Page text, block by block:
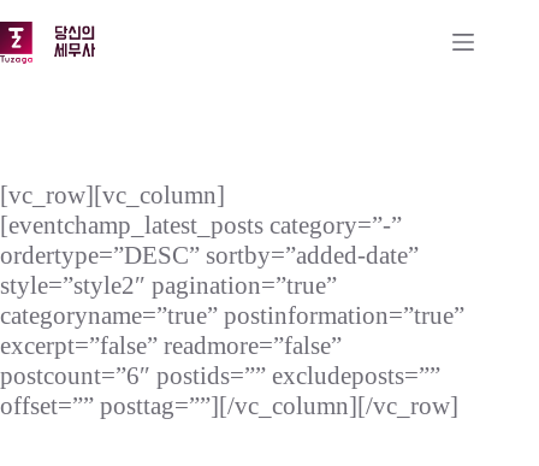
문
으
기
[vc_row][vc_column]
[eventchamp_latest_posts category=”-”
ordertype=”DESC” sortby=”added-date”
style=”style2″ pagination=”true”
categoryname=”true” postinformation=”true”
excerpt=”false” readmore=”false”
postcount=”6″ postids=”” excludeposts=””
offset=”” posttag=””][/vc_column][/vc_row]